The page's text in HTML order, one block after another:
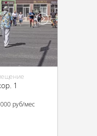
1
руб/мес